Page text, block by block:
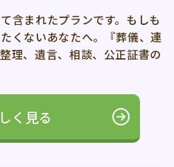
含まれたプランです。もしも
くないあなたへ。『葬儀、連
理、遺言、相談、公正証書の
く見る